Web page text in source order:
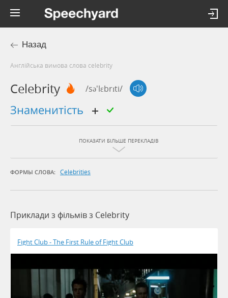
Назад
Англійська вимова слова celebrity
Celebrity /sə'lɛbrɪti/
знаменитість
ПОКАЗАТИ БІЛЬШЕ ПЕРЕКЛАДІВ
ФОРМЫ СЛОВА: Celebrities
Приклади з фільмів з Celebrity
Fight Club - The First Rule of Fight Club